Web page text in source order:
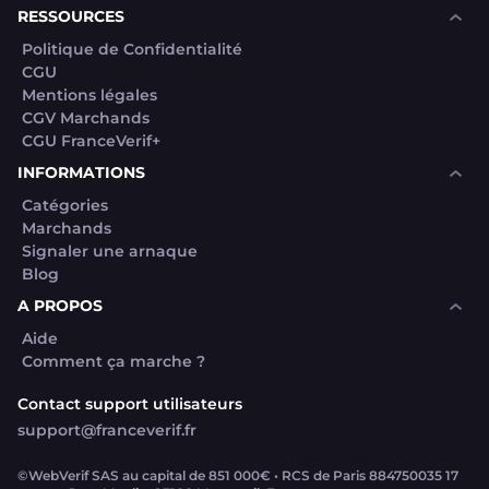
RESSOURCES
Politique de Confidentialité
CGU
Mentions légales
CGV Marchands
CGU FranceVerif+
INFORMATIONS
Catégories
Marchands
Signaler une arnaque
Blog
A PROPOS
Aide
Comment ça marche ?
Contact support utilisateurs
support@franceverif.fr
©WebVerif SAS au capital de 851 000€ • RCS de Paris 884750035 17